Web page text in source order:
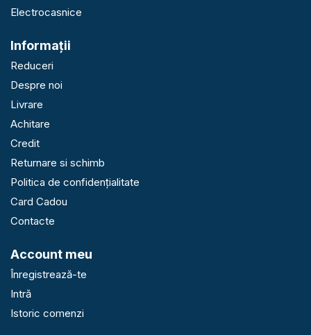
Electrocasnice
Informaţii
Reduceri
Despre noi
Livrare
Achitare
Credit
Returnare si schimb
Politica de confidențialitate
Card Cadou
Contacte
Account meu
Înregistrează-te
Intră
Istoric comenzi